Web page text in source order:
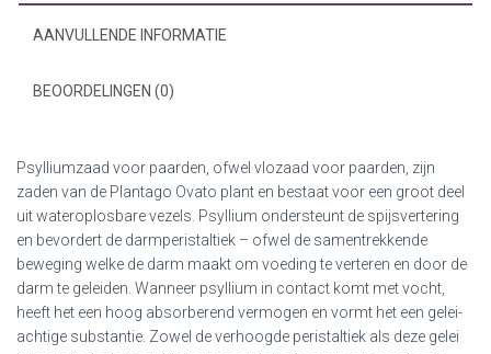
AANVULLENDE INFORMATIE
BEOORDELINGEN (0)
Psylliumzaad voor paarden, ofwel vlozaad voor paarden, zijn
zaden van de Plantago Ovato plant en bestaat voor een groot deel
uit wateroplosbare vezels. Psyllium ondersteunt de spijsvertering
en bevordert de darmperistaltiek – ofwel de samentrekkende
beweging welke de darm maakt om voeding te verteren en door de
darm te geleiden. Wanneer psyllium in contact komt met vocht,
heeft het een hoog absorberend vermogen en vormt het een gelei-
achtige substantie. Zowel de verhoogde peristaltiek als deze gelei